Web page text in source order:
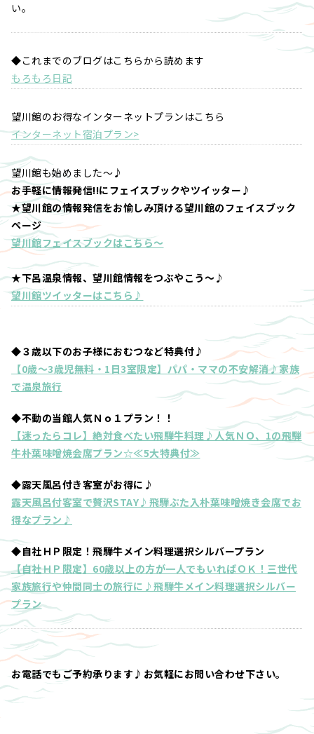
い。
◆これまでのブログはこちらから読めます
もろもろ日記
望川館のお得なインターネットプランはこちら
インターネット宿泊プラン>
望川館も始めました～♪
お手軽に情報発信!!にフェイスブックやツイッター♪
★望川館の情報発信をお愉しみ頂ける望川館のフェイスブック
ページ
望川館フェイスブックはこちら～
★下呂温泉情報、望川館情報をつぶやこう～♪
望川館ツイッターはこちら♪
◆３歳以下のお子様におむつなど特典付♪
【0歳～3歳児無料・1日3室限定】パパ・ママの不安解消♪家族
で温泉旅行
◆不動の当館人気Ｎｏ１プラン！！
【迷ったらコレ】絶対食べたい飛騨牛料理♪人気ＮＯ、1の飛騨
牛朴葉味噌焼会席プラン☆≪5大特典付≫
◆露天風呂付き客室がお得に♪
露天風呂付客室で贅沢STAY♪飛騨ぶた入朴葉味噌焼き会席でお
得なプラン♪
◆自社ＨＰ限定！飛騨牛メイン料理選択シルバープラン
【自社ＨＰ限定】60歳以上の方が一人でもいればＯＫ！三世代
家族旅行や仲間同士の旅行に♪飛騨牛メイン料理選択シルバー
プラン
お電話でもご予約承ります♪お気軽にお問い合わせ下さい。